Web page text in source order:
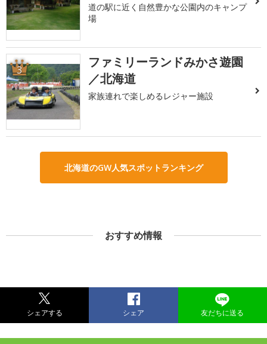
道の駅に近く自然豊かな公園内のキャンプ
場
3
ファミリーランドみかさ遊園
／北海道
家族連れで楽しめるレジャー施設
北海道のGW人気スポットランキング
おすすめ情報
シェアする シェア 友だちに送る